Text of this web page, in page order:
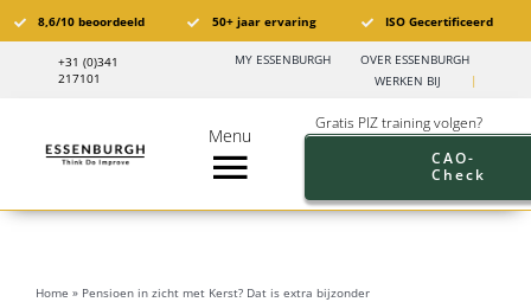
Ga
naar
inhoud
8,6/10 beoordeeld 50+ jaar ervaring ISO Gecertificeerd
+31 (0)341
217101
MY ESSENBURGH
OVER ESSENBURGH
WERKEN BIJ
|
Menu
Toggle
Gratis PIZ training volgen?
CAO-
Check
Home » Pensioen in zicht met Kerst? Dat is extra bijzonder